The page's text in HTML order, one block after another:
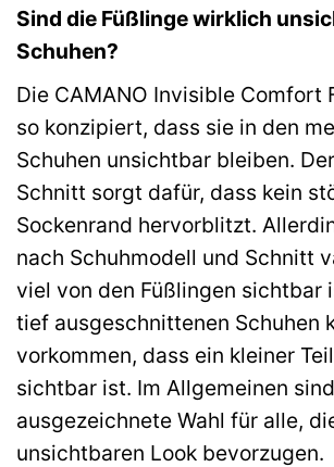
Sind die Füßlinge wirklich
Schuhen?
Die CAMANO Invisible Comfort
so konzipiert, dass sie in den
Schuhen unsichtbar bleiben.
Schnitt sorgt dafür, dass kein
Sockenrand hervorblitzt.
nach Schuhmodell und Schnitt
viel von den Füßlingen sichtbar
tief ausgeschnittenen Schuhen
vorkommen, dass ein kleiner
sichtbar ist. Im Allgemeinen
ausgezeichnete Wahl für alle,
unsichtbaren Look bevorzugen.